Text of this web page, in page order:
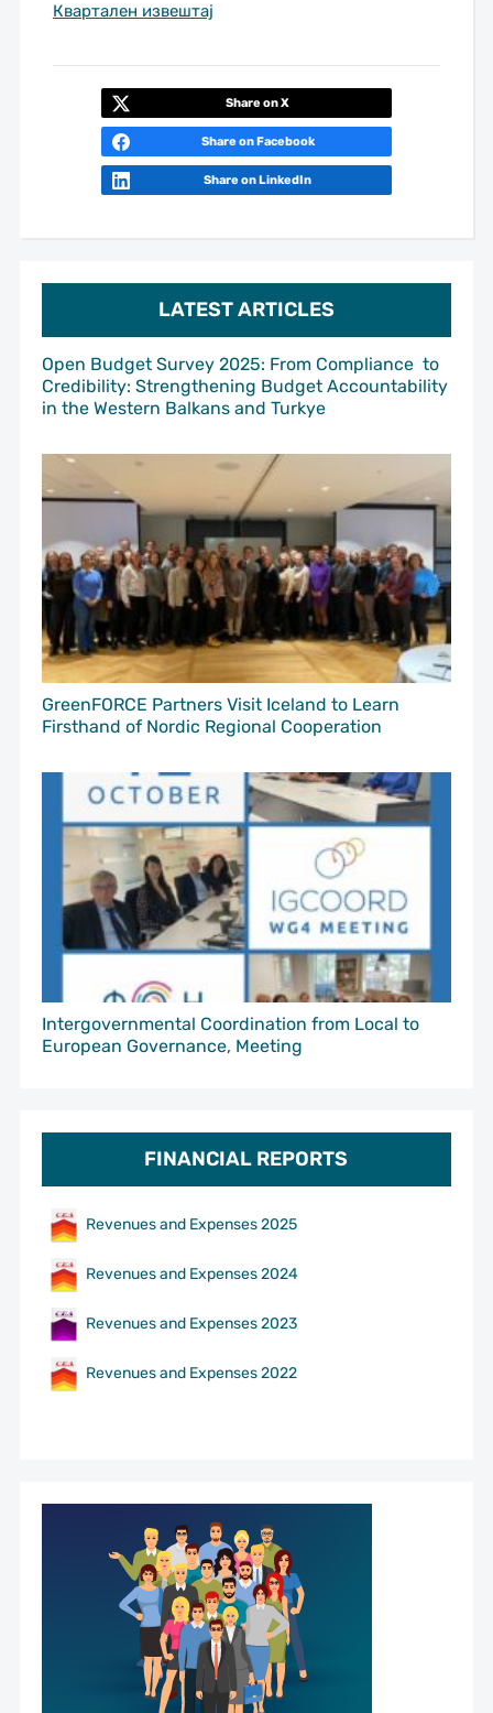
LATEST ARTICLES
Open Budget Survey 2025: From Compliance to
Credibility: Strengthening Budget Accountability
in the Western Balkans and Turkye
GreenFORCE Partners Visit Iceland to Learn
Firsthand of Nordic Regional Cooperation
Intergovernmental Coordination from Local to
European Governance, Meeting
FINANCIAL REPORTS
Revenues and Expenses 2025
Revenues and Expenses 2024
Revenues and Expenses 2023
Revenues and Expenses 2022
Квартален извештај
Share on X
Share on Facebook
Share on LinkedIn